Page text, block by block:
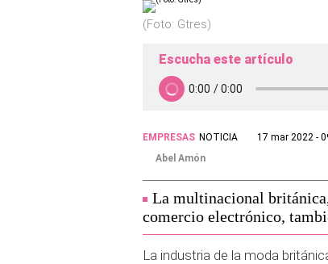
(Foto: Gtres)
Escucha este artículo
EMPRESAS NOTICIA
17 mar 2022 -
Abel Amón
La multinacional
comercio electrónico,
La industria de la moda